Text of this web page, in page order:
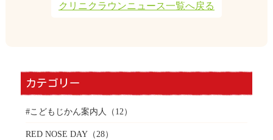
クリニクラウンニュース一覧へ戻る
カテゴリー
#こどもじかん案内人 （12）
RED NOSE DAY（28）